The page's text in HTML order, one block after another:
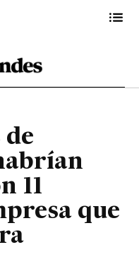
2023
11
que